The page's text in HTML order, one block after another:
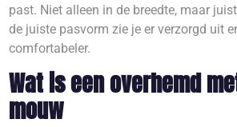
past. Niet alleen in de breedte, maar
de juiste pasvorm zie je er verzorgd uit
comfortabeler.
Wat is een overhemd
mouw